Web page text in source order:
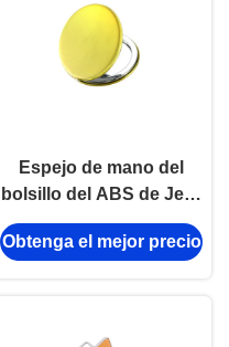
Espejo de mano del
bolsillo del ABS de Jelly
Color pequeño del
espejo del grueso
Obtenga el mejor precio